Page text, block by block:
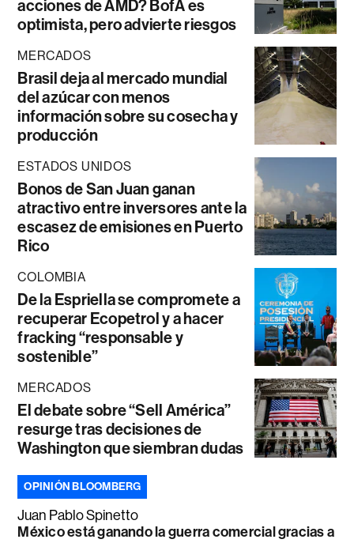
acciones de AMD? BofA es
optimista, pero advierte riesgos
MERCADOS
Brasil deja al mercado mundial
del azúcar con menos
información sobre su cosecha y
producción
ESTADOS UNIDOS
Bonos de San Juan ganan
atractivo entre inversores ante la
escasez de emisiones en Puerto
Rico
COLOMBIA
De la Espriella se compromete a
recuperar Ecopetrol y a hacer
fracking “responsable y
sostenible”
MERCADOS
El debate sobre “Sell América”
resurge tras decisiones de
Washington que siembran dudas
OPINIÓN BLOOMBERG
Juan Pablo Spinetto
México está ganando la guerra comercial gracias a